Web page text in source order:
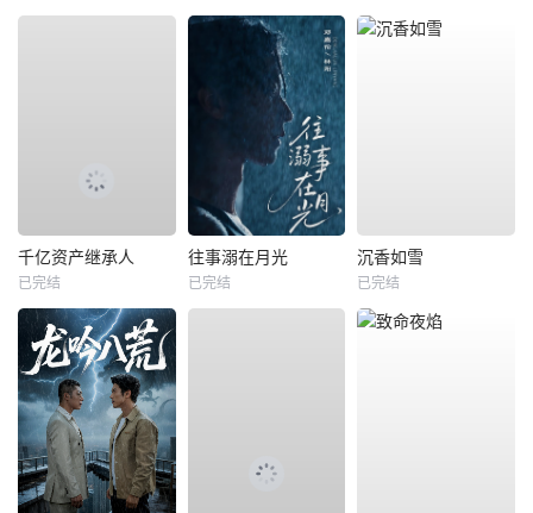
千亿资产继承人
已完结
往事溺在月光
已完结
沉香如雪
已完结